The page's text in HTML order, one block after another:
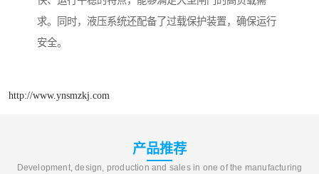
求。同时，液压系统还配备了过载保护装置，确保运行
安全。
http://www.ynsmzkj.com
产品推荐
Development, design, production and sales in one of the manufacturing